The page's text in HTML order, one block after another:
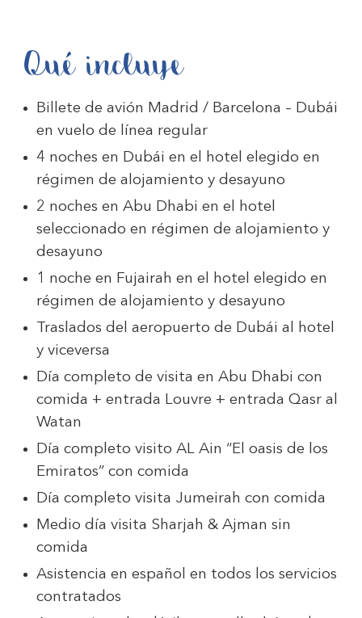
Qué incluye
Billete de avión Madrid / Barcelona – Dubái
en vuelo de línea regular
4 noches en Dubái en el hotel elegido en
régimen de alojamiento y desayuno
2 noches en Abu Dhabi en el hotel
seleccionado en régimen de alojamiento y
desayuno
1 noche en Fujairah en el hotel elegido en
régimen de alojamiento y desayuno
Traslados del aeropuerto de Dubái al hotel
y viceversa
Día completo de visita en Abu Dhabi con
comida + entrada Louvre + entrada Qasr al
Watan
Día completo visito AL Ain “El oasis de los
Emiratos” con comida
Día completo visita Jumeirah con comida
Medio día visita Sharjah & Ajman sin
comida
Asistencia en español en todos los servicios
contratados